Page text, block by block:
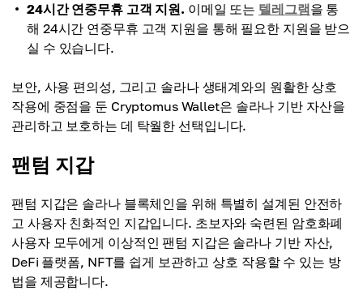
24시간 연중무휴 고객 지원. 이메일 또는 텔레그램을 통
해 24시간 연중무휴 고객 지원을 통해 필요한 지원을 받으
실 수 있습니다.
보안, 사용 편의성, 그리고 솔라나 생태계와의 원활한 상호
작용에 중점을 둔 Cryptomus Wallet은 솔라나 기반 자산을
관리하고 보호하는 데 탁월한 선택입니다.
팬텀 지갑
팬텀 지갑은 솔라나 블록체인을 위해 특별히 설계된 안전하
고 사용자 친화적인 지갑입니다. 초보자와 숙련된 암호화폐
사용자 모두에게 이상적인 팬텀 지갑은 솔라나 기반 자산,
DeFi 플랫폼, NFT를 쉽게 보관하고 상호 작용할 수 있는 방
법을 제공합니다.